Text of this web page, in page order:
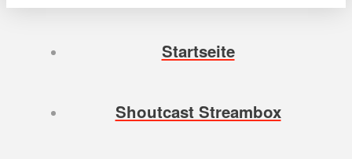
Startseite
Shoutcast Streambox